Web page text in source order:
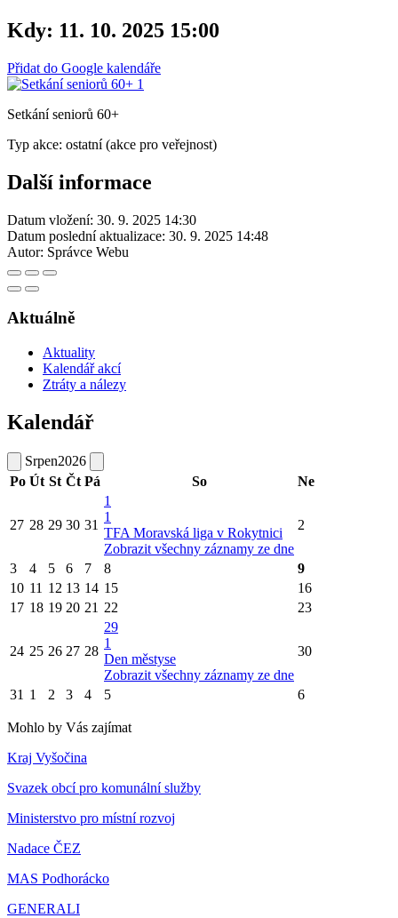
Kdy: 11. 10. 2025 15:00
Přidat do Google kalendáře
Setkání seniorů 60+
Typ akce: ostatní (akce pro veřejnost)
Další informace
Datum vložení: 30. 9. 2025 14:30
Datum poslední aktualizace: 30. 9. 2025 14:48
Autor: Správce Webu
Aktuálně
Aktuality
Kalendář akcí
Ztráty a nálezy
Kalendář
Srpen2026
Po Út St Čt Pá So Ne
27 28 29 30 31
1
1
TFA Moravská liga v Rokytnici
Zobrazit všechny záznamy ze dne
2
3 4 5 6 7 8
9
10 11 12 13 14 15
16
17 18 19 20 21 22 23
24 25 26 27 28
29
1
Den městyse
Zobrazit všechny záznamy ze dne
30
31 1 2 3 4 5 6
Mohlo by Vás zajímat
Kraj Vyšočina
Svazek obcí pro komunální služby
Ministerstvo pro místní rozvoj
Nadace ČEZ
MAS Podhorácko
GENERALI